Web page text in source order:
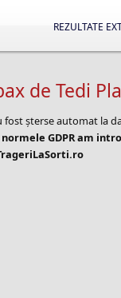
REZULTATE
de Tedi
șterse automat la
GDPR am